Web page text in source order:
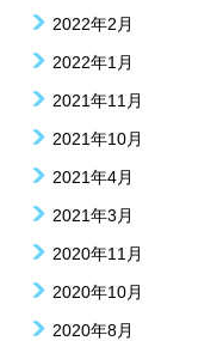
2022年2月
2022年1月
2021年11月
2021年10月
2021年4月
2021年3月
2020年11月
2020年10月
2020年8月